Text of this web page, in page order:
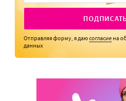
Отправляя форму, я даюсогласие на
данных